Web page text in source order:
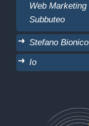
Web Marketing
Subbuteo
Stefano Bionico
Io